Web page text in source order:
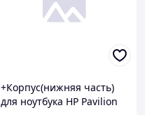
+Корпус(нижняя часть)
для ноутбука HP Pavilion